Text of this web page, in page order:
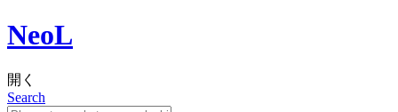
NeoL
開く
Search